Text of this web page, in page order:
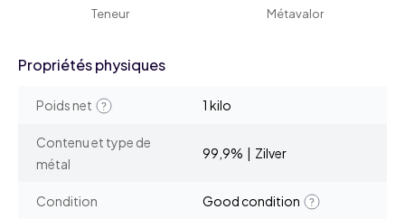
Teneur Métavalor
Propriétés physiques
Poids net 1 kilo
Contenu et type de
métal
99,9% | Zilver
Condition Good condition